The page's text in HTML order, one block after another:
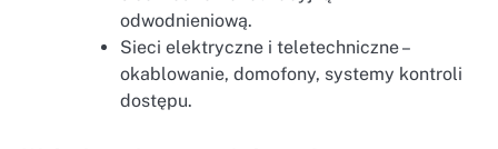
odwodnieniową.
Sieci elektryczne i teletechniczne –
okablowanie, domofony, systemy kontroli
dostępu.